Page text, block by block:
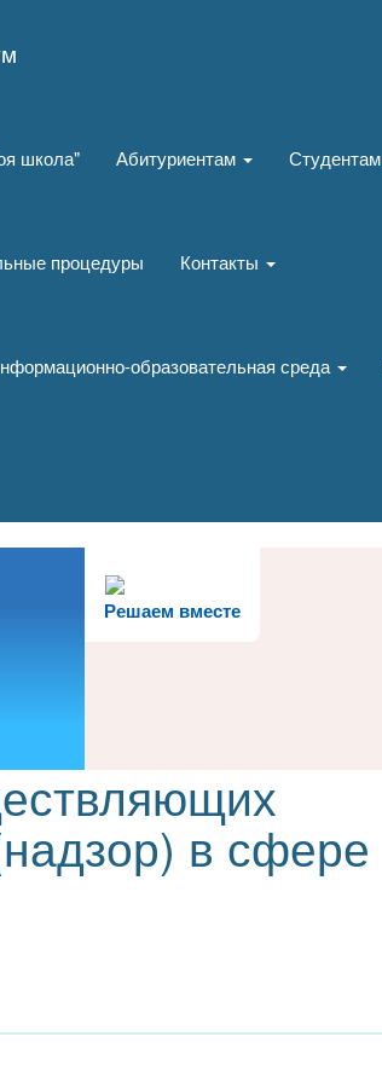
школа" Абитуриентам Студентам
процедуры Контакты
образовательная среда
Решаем вместе
в сфере